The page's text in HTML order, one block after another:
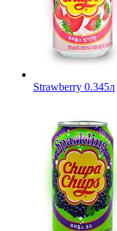
Strawberry 0.345л